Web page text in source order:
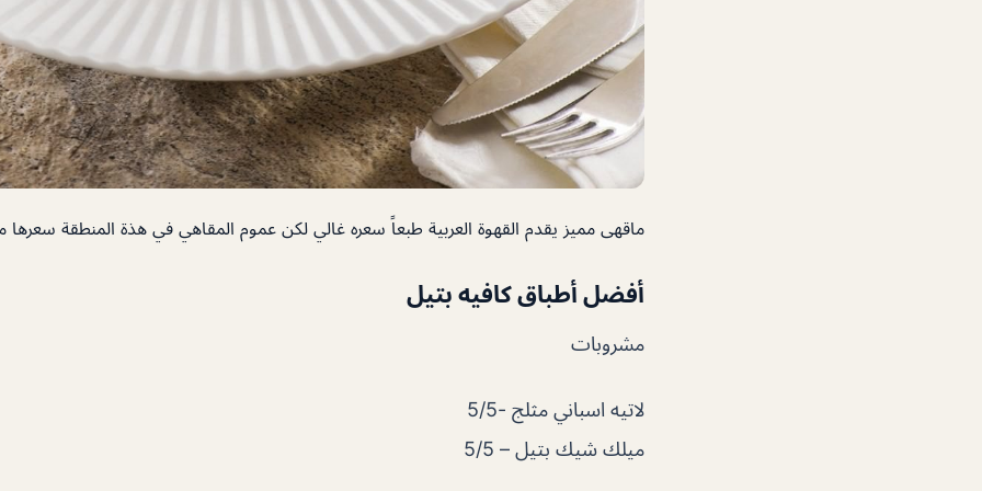
ماقهى مميز يقدم القهوة العربية طبعاً سعره غالي لكن عموم المقاهي في هذة المنطقة سعرها
أفضل أطباقكافيه بتيل
مشروبات
لاتيه اسباني مثلج -5/5
ميلك شيك بتيل – 5/5